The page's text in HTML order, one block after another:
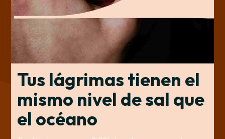
Tus lágrimas tienen el
mismo nivel de sal que
el océano